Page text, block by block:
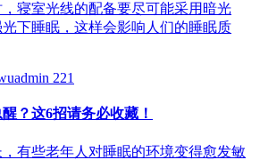
寝室光线的配备要尽可能采用暗光
下睡眠，这样会影响人们的睡眠质
221
？这6招请务必收藏！
有些老年人对睡眠的环境变得愈发敏